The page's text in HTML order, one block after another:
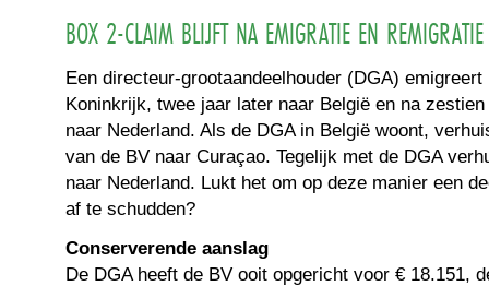
BOX 2-CLAIM BLIJFT NA EMIGRATIE EN REMIGRATIE
Een directeur-grootaandeelhouder (DGA) emigreert
Koninkrijk, twee jaar later naar België en na
naar Nederland. Als de DGA in België woont,
van de BV naar Curaçao. Tegelijk met de DGA
naar Nederland. Lukt het om op deze manier een
af te schudden?
Conserverende aanslag
De DGA heeft de BV ooit opgericht voor € 18.151,